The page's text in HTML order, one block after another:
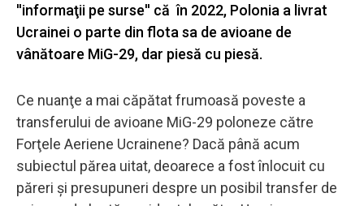
''informaţii pe surse'' că în 2022, Polonia a livrat
Ucrainei o parte din flota sa de avioane de
vânătoare MiG-29, dar piesă cu piesă.
Ce nuanţe a mai căpătat frumoasă poveste a
transferului de avioane MiG-29 poloneze către
Forţele Aeriene Ucrainene? Dacă până acum
subiectul părea uitat, deoarece a fost înlocuit cu
păreri şi presupuneri despre un posibil transfer de